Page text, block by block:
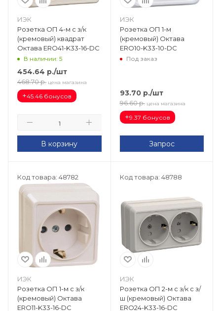
ИЭК
Розетка ОП 4-м с з/к
(кремовый) квадрат
Октава ERO41-K33-16-DC
В наличии: 5
454.64 р./шт
468.70 р. цена магазина
+45.46 бонусов
В корзину
ИЭК
Розетка ОП 1-м
(кремовый) Октава
ERO10-K33-10-DC
Под заказ
93.70р./шт
96.60 р. цена магазина
+9.37 бонусов
Запрос
Код товара: 48782
ИЭК
Розетка ОП 1-м с з/к
(кремовый) Октава
ERO11-K33-16-DC
Код товара: 48788
ИЭК
Розетка ОП 2-м с з/к с з/
ш (кремовый) Октава
ERO24-K33-16-DC